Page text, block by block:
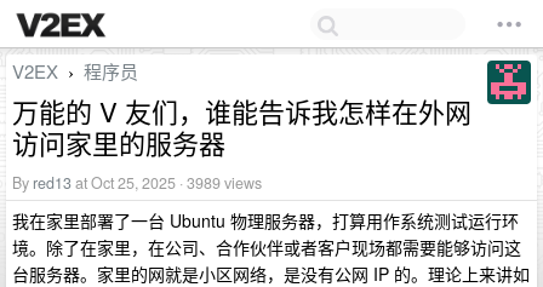
V2EX › 程序员
万能的 V 友们，谁能告诉我怎样在外网
访问家里的服务器
By red13at Oct 25, 2025 · 3989 views
我在家里部署了一台 Ubuntu 物理服务器，打算用作系统测试运行环
境。除了在家里，在公司、合作伙伴或者客户现场都需要能够访问这
台服务器。家里的网就是小区网络，是没有公网 IP 的。理论上来讲如